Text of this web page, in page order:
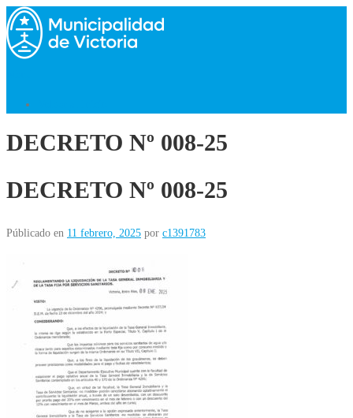
Saltar
al
contenido
DECRETO Nº 008-25
DECRETO Nº 008-25
Públicado en 11 febrero, 2025 por c1391783